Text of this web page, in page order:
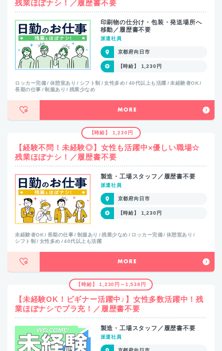
残業ほぼナシ！／履歴書不要
印刷物の仕分け・包装・発送場所へ
移動／履歴書不要
派遣社員
京都府向日市
【時給】 1,230円
ロッカー完備 休憩室あり シフト制 女性多め 40代以上も活躍
未経験者OK
長期の仕事
制服あり 残業少なめ
MORE
【時給】 1,230円
【経験不問！未経験◎】女性も活躍中×優しい職場☆
残業ほぼナシ！／履歴書不要
製造・工場スタッフ／履歴書不要
派遣社員
京都府向日市
【時給】 1,230円
未経験者OK 長期の仕事 制服あり 残業少なめ ロッカー完備
休憩室あり
シフト制
女性多め 40代以上も活躍
MORE
【時給】 1,230円～1,538円
【未経験OK！ビギナー活躍中♪】女性多数活躍中！残
業ほぼナシでプラ充！／履歴書不要
製造・工場スタッフ／履歴書不要
派遣社員